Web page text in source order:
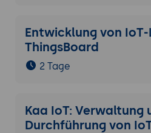
Entwicklung von
ThingsBoard
2 Tage
Kaa IoT: Verwaltung
Durchführung von